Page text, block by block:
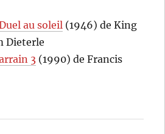
au soleil (1946) de King
Dieterle
3 (1990) de Francis